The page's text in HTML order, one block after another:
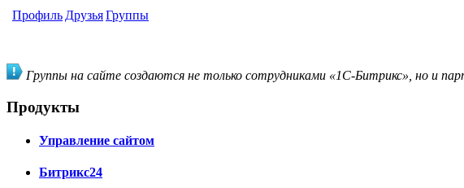
Профиль ДрузьяГруппы
Группы на сайте создаются не только сотрудниками «1С-Битрикс», но и
Продукты
Управление сайтом
Битрикс24